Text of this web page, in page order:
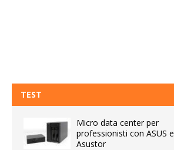
TEST
Micro data center per
professionisti con ASUS e
Asustor